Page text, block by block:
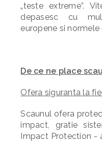
„teste extreme”.
depasesc cu
europene si
De ce ne place
Ofera siguranta la
Scaunul ofera
impact, gratie
Impact Protection -